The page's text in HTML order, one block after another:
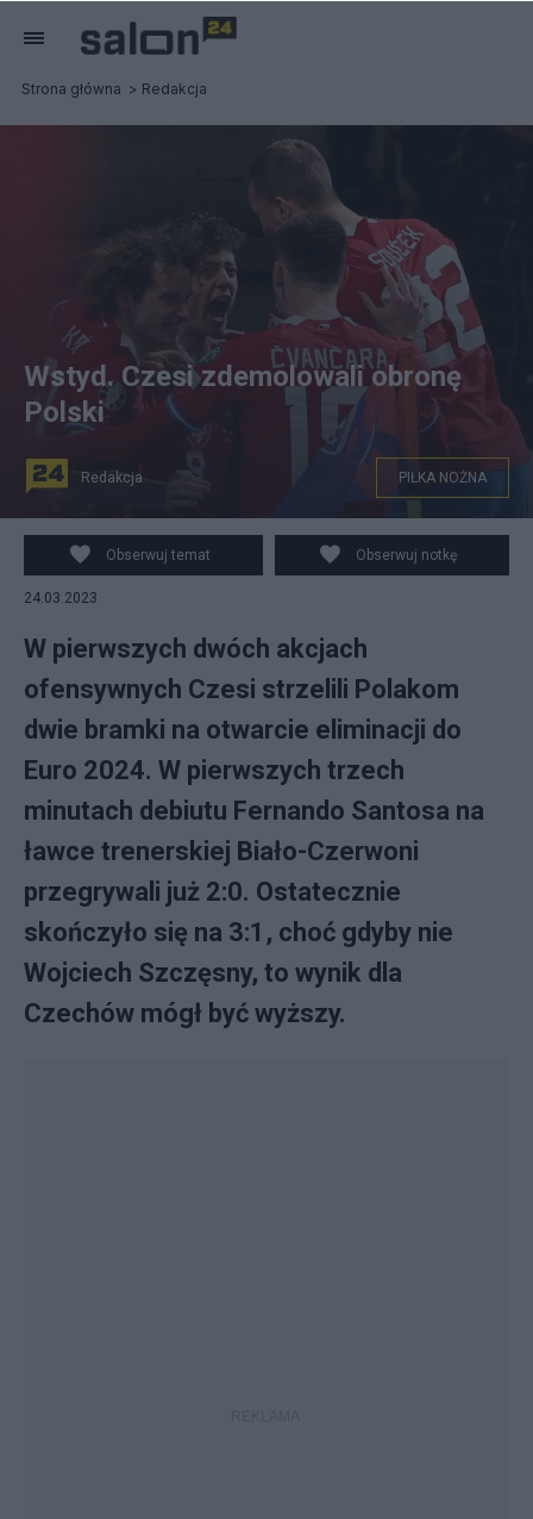
Strona główna Redakcja
Wstyd. Czesi zdemolowali obronę
Polski
Redakcja PIŁKA NOŻNA
Obserwuj temat Obserwuj notkę
24.03.2023
W pierwszych dwóch akcjach
ofensywnych Czesi strzelili Polakom
dwie bramki na otwarcie eliminacji do
Euro 2024. W pierwszych trzech
minutach debiutu Fernando Santosa na
ławce trenerskiej Biało-Czerwoni
przegrywali już 2:0. Ostatecznie
skończyło się na 3:1, choć gdyby nie
Wojciech Szczęsny, to wynik dla
Czechów mógł być wyższy.